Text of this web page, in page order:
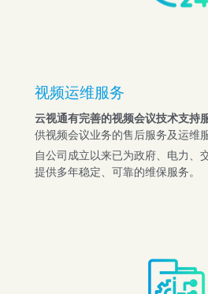
视频运维服务
云视通有完善的视频会议技术支持
供视频会议业务的售后服务及运维
自公司成立以来已为政府、电力、
提供多年稳定、可靠的维保服务。